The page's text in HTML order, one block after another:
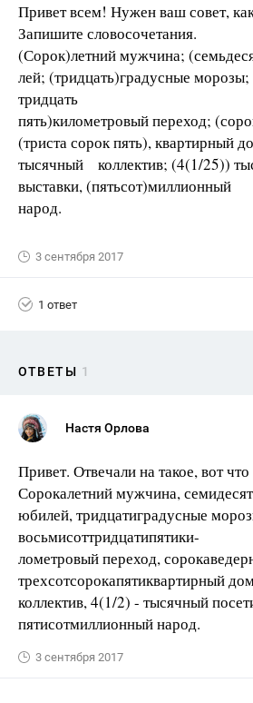
Привет всем! Нужен ваш совет,
Запишите словосочетания.
(Сорок)летний мужчина;
лей; (тридцать)градусные
тридцать
пять)километровый переход;
(триста сорок пять), квартирный
тысячный коллектив; (4(1/25))
выставки, (пятьсот)миллионный
народ.
3 сентября 2017
1 ответ
ОТВЕТЫ 1
Настя Орлова
Привет. Отвечали на такое, вот
Сорокалетний мужчина,
юбилей, тридцатиградусные
восьмисоттридцатипятики-
лометровый переход,
трехсотсорокапятиквартирный
коллектив, 4(1/2) - тысячный
пятисотмиллионный народ.
3 сентября 2017